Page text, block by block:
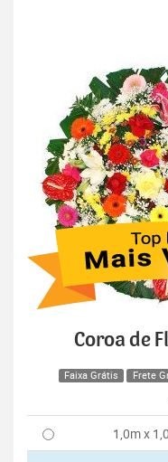
Coroa de
Faixa Grátis Frete
1,0m x